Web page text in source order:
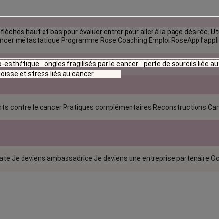
métastatique Programme Rose Coaching Emploi RoseApp
contre le cancer Pratiques complémentaires Reconstructions
Je deviens ambassadrice Je deviens une entreprise partenaire
haut et bas pour évaluer entrer pour aller à la page désirée.
esthétique ongles fragilisés par le cancer
perte de sourcils liée
et stress liés au cancer